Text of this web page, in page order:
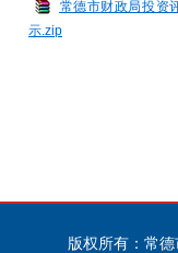
常德市财政局投资
示.zip
版权所有：常